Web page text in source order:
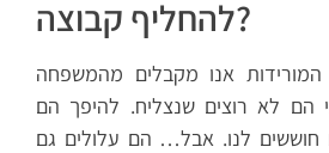
להחליף קבוצה?
אנו מקבלים מהמשפחה
הם לא רוצים שנצליח. להיפך הם
חוששים לנו. אבל… הם עלולים גם